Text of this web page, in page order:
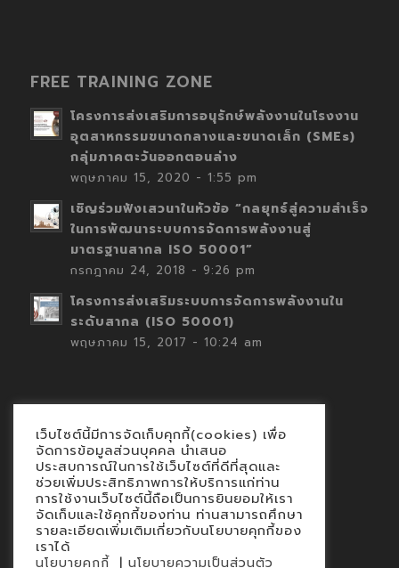
FREE TRAINING ZONE
โครงการส่งเสริมการอนุรักษ์พลังงานในโรงงาน
อุตสาหกรรมขนาดกลางและขนาดเล็ก (SMEs)
กลุ่มภาคตะวันออกตอนล่าง
พฤษภาคม 15, 2020 - 1:55 pm
เชิญร่วมฟังเสวนาในหัวข้อ “กลยุทธ์สู่ความสำเร็จ
ในการพัฒนาระบบการจัดการพลังงานสู่
มาตรฐานสากล ISO 50001”
กรกฎาคม 24, 2018 - 9:26 pm
โครงการส่งเสริมระบบการจัดการพลังงานใน
ระดับสากล (ISO 50001)
พฤษภาคม 15, 2017 - 10:24 am
Contact
นโยบายคุกกี้
นโยบายข้อมูลส่วนบุคคล
เว็บไซต์นี้มีการจัดเก็บคุกกี้(cookies) เพื่อ
จัดการข้อมูลส่วนบุคคล นำเสนอ
ประสบการณ์ในการใช้เว็บไซต์ที่ดีที่สุดและ
ช่วยเพิ่มประสิทธิภาพการให้บริการแก่ท่าน
การใช้งานเว็บไซต์นี้ถือเป็นการยินยอมให้เรา
จัดเก็บและใช้คุกกี้ของท่าน ท่านสามารถศึกษา
รายละเอียดเพิ่มเติมเกี่ยวกับนโยบายคุกกี้ของ
เราได้
นโยบายคุกกี้ | นโยบายความเป็นส่วนตัว